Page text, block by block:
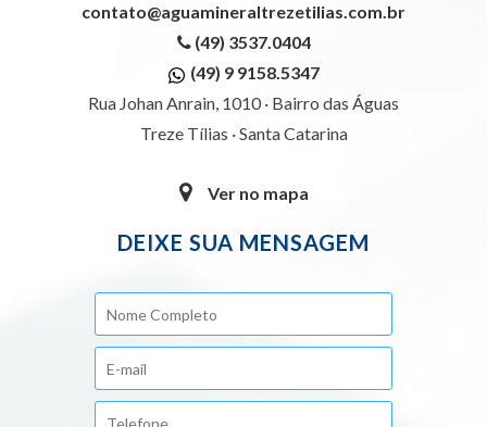
contato@aguamineraltrezetilias.com.br
(49) 3537.0404
(49) 9 9158.5347
Rua Johan Anrain, 1010 · Bairro das Águas
Treze Tílias · Santa Catarina
Ver no mapa
DEIXE SUA MENSAGEM